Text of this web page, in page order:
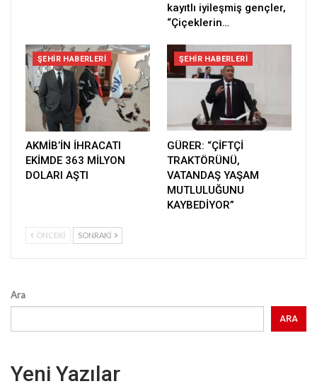
kayıtlı iyileşmiş gençler,
“Çiçeklerin…
ŞEHIR HABERLERI
AKMİB’İN İHRACATI
EKİMDE 363 MİLYON
DOLARI AŞTI
ŞEHIR HABERLERI
GÜRER: “ÇİFTÇİ
TRAKTÖRÜNÜ,
VATANDAŞ YAŞAM
MUTLULUĞUNU
KAYBEDİYOR”
ÖNCEKI SONRAKI
Ara
ARA
Yeni Yazılar